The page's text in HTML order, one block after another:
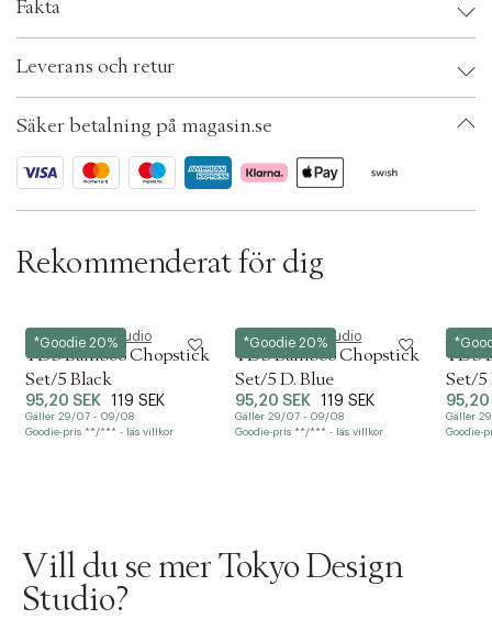
c
t
i
o
n
Fakta
EAN: 8719323515178
07128558
ID: BQYV89-6S8W
Leverans och retur
Säker betalning på magasin.se
Rekommenderat för dig
*Goodie 20%
Tokyo Design Studio
TDS Bamboo Chopstick
Set/5 Black
95,20 SEK 119 SEK
Gäller 29/07 - 09/08
Goodie-pris **/*** - läs villkor
*Goodie 20%
Tokyo Design Studio
TDS Bamboo Chopstick
Set/5 D. Blue
95,20 SEK 119 SEK
Gäller 29/07 - 09/08
Goodie-pris **/*** - läs villkor
Tokyo
TDS
Set/5
95,20
Gäller
Goodie-
Vill du se mer Tokyo Design
Studio?